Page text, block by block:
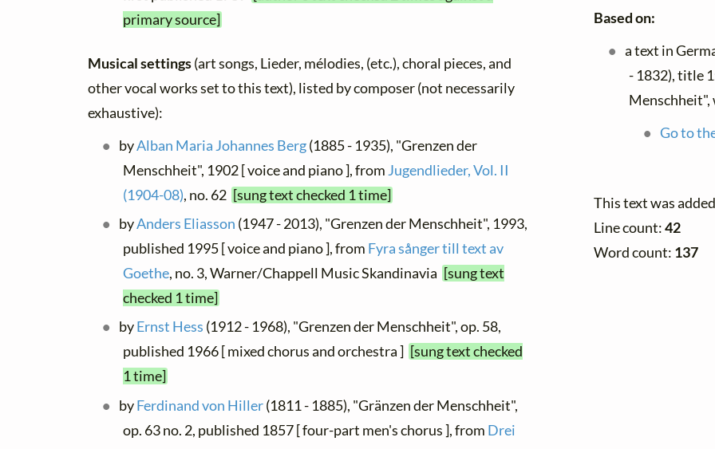
primary source]
Musical settings(art songs, Lieder, mélodies, (etc.), choral pieces, and
other vocal works set to this text), listed by composer (not necessarily
exhaustive):
byAlban Maria Johannes Berg(1885 - 1935), "Grenzen der
Menschheit", 1902 [ voice and piano ], from Jugendlieder, Vol. II
(1904-08), no. 62 [sung text checked 1 time]
byAnders Eliasson (1947 - 2013), "Grenzen der Menschheit", 1993,
published 1995 [ voice and piano ], from Fyra sånger till text av
Goethe, no. 3, Warner/Chappell Music Skandinavia [sung text
checked 1 time]
byErnst Hess (1912 - 1968), "Grenzen der Menschheit", op. 58,
published 1966 [ mixed chorus and orchestra ] [sung text checked
1 time]
byFerdinand von Hiller(1811 - 1885), "Gränzen der Menschheit",
op. 63 no. 2, published 1857 [ four-part men's chorus ], from Drei
Based on:
a text in
- 1832), title
Go to
This text was
Line count:42
Word count: 137